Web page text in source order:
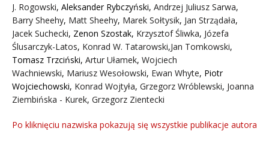
J. Rogowski, Aleksander Rybczyński, Andrzej Juliusz Sarwa,
Barry Sheehy, Matt Sheehy, Marek Sołtysik, Jan Strządała,
Jacek Suchecki, Zenon Szostak, Krzysztof Śliwka, Józefa
Ślusarczyk-Latos, Konrad W. Tatarowski,Jan Tomkowski,
Tomasz Trzciński, Artur Ułamek, Wojciech
Wachniewski, Mariusz Wesołowski, Ewan Whyte, Piotr
Wojciechowski, Konrad Wojtyła, Grzegorz Wróblewski, Joanna
Ziembińska - Kurek, Grzegorz Zientecki
Po kliknięciu nazwiska pokazują się wszystkie publikacje autora